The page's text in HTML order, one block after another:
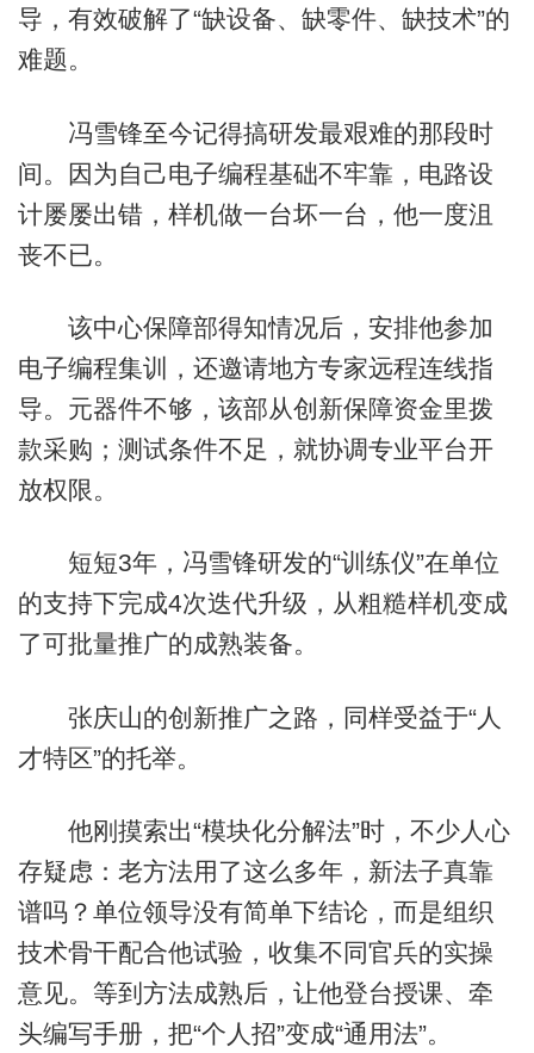
导，有效破解了“缺设备、缺零件、缺技术”的
难题。
冯雪锋至今记得搞研发最艰难的那段时
间。因为自己电子编程基础不牢靠，电路设
计屡屡出错，样机做一台坏一台，他一度沮
丧不已。
该中心保障部得知情况后，安排他参加
电子编程集训，还邀请地方专家远程连线指
导。元器件不够，该部从创新保障资金里拨
款采购；测试条件不足，就协调专业平台开
放权限。
短短3年，冯雪锋研发的“训练仪”在单位
的支持下完成4次迭代升级，从粗糙样机变成
了可批量推广的成熟装备。
张庆山的创新推广之路，同样受益于“人
才特区”的托举。
他刚摸索出“模块化分解法”时，不少人心
存疑虑：老方法用了这么多年，新法子真靠
谱吗？单位领导没有简单下结论，而是组织
技术骨干配合他试验，收集不同官兵的实操
意见。等到方法成熟后，让他登台授课、牵
头编写手册，把“个人招”变成“通用法”。